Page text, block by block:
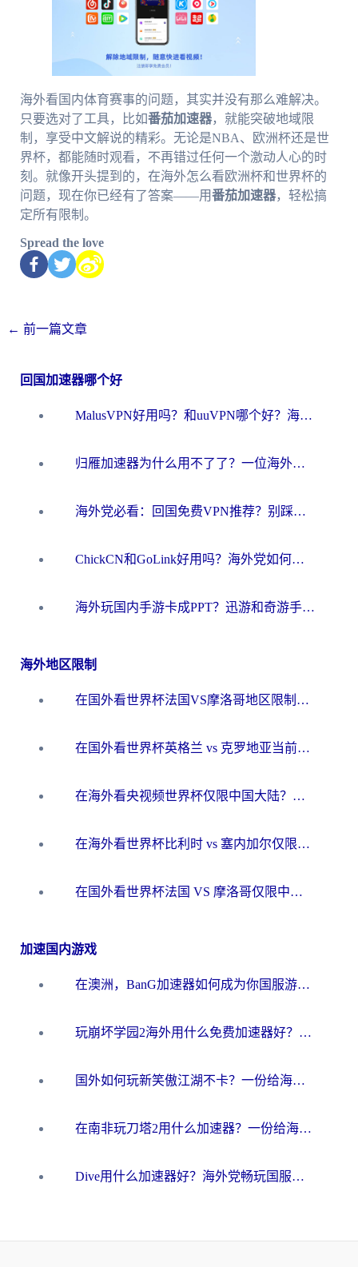
海外看国内体育赛事的问题，其实并没有那么难解决。
只要选对了工具，比如番茄加速器，就能突破地域限
制，享受中文解说的精彩。无论是NBA、欧洲杯还是世
界杯，都能随时观看，不再错过任何一个激动人心的时
刻。就像开头提到的，在海外怎么看欧洲杯和世界杯的
问题，现在你已经有了答案——用番茄加速器，轻松搞
定所有限制。
Spread the love
← 前一篇文章
回国加速器哪个好
MalusVPN好用吗？和uuVPN哪个好？海外党无缝访问国内资源的真实对比与选择指南
归雁加速器为什么用不了了？一位海外游子的真实困惑与技术解答
海外党必看：回国免费VPN推荐？别踩坑！教你选对加速器无缝刷国内资源
ChickCN和GoLink好用吗？海外党如何选对回国加速器
海外玩国内手游卡成PPT？迅游和奇游手游哪个好？一篇讲透回国加速器怎么选
海外地区限制
在国外看世界杯法国VS摩洛哥地区限制？这篇指南让你流畅看中文解说无压力
在国外看世界杯英格兰 vs 克罗地亚当前地区不可播放？这篇指南帮你搞定所有海外观赛难题
在海外看央视频世界杯仅限中国大陆？这篇指南帮你解锁中文解说+无卡顿直播
在海外看世界杯比利时 vs 塞内加尔仅限中国大陆？我找到了最流畅的中文解说之路
在国外看世界杯法国 VS 摩洛哥仅限中国大陆？海外党这样看中文解说赛事不卡顿
加速国内游戏
在澳洲，BanG加速器如何成为你国服游戏的“时光机”？
玩崩坏学园2海外用什么免费加速器好？2026海外党亲测国服游戏加速指南
国外如何玩新笑傲江湖不卡？一份给海外游子的终极网络指南
在南非玩刀塔2用什么加速器？一份给海外游子的终极生存指南
Dive用什么加速器好？海外党畅玩国服游戏的终极避坑指南